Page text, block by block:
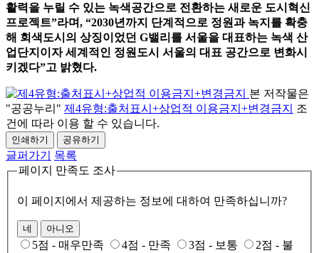
활력을 누릴 수 있는 녹색공간으로 전환하는 새로운 도시혁신
프로젝트”라며, “2030년까지 단계적으로 정원과 녹지를 확충
해 회색도시의 상징이었던 G밸리를 서울을 대표하는 녹색 산
업단지이자 세계적인 정원도시 서울의 대표 공간으로 변화시
키겠다”고 밝혔다.
본 저작물은
"공공누리" 제4유형:출처표시+상업적 이용금지+변경금지
조
건에 따라 이용 할 수 있습니다.
인쇄하기 공유하기
글퍼가기
목록
페이지 만족도 조사
이 페이지에서 제공하는 정보에 대하여 만족하십니까?
네 아니오
5점 - 매우만족 4점 - 만족 3점 - 보통
2점 - 불